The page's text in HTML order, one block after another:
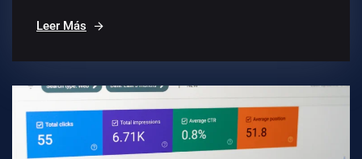
Leer Más